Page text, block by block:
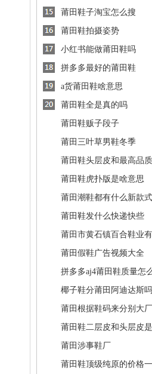
莆田鞋子淘宝怎么搜
莆田鞋拍摄姿势
小红书能做莆田鞋吗
拼多多最好的莆田鞋
a货莆田鞋啥意思
莆田鞋全是真的吗
莆田鞋贩子段子
莆田三叶草男鞋冬季
莆田鞋头层皮和最高品质
莆田鞋虎扑版是啥意思
莆田潮鞋都有什么新款式
莆田鞋发什么快递快些
莆田市黄石镇百合鞋业
莆田假鞋广告视频大全
拼多多aj4莆田鞋质量怎
椰子鞋分莆田阿迪达斯吗
莆田根据鞋码来分别大
莆田鞋二层皮和头层皮
莆田涉事鞋厂
莆田鞋顶级纯原的价格